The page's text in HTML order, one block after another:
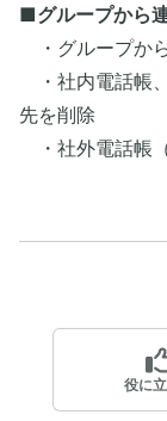
■グループから
・グループか
・社内電話帳
先を削除
・社外電話帳
役に